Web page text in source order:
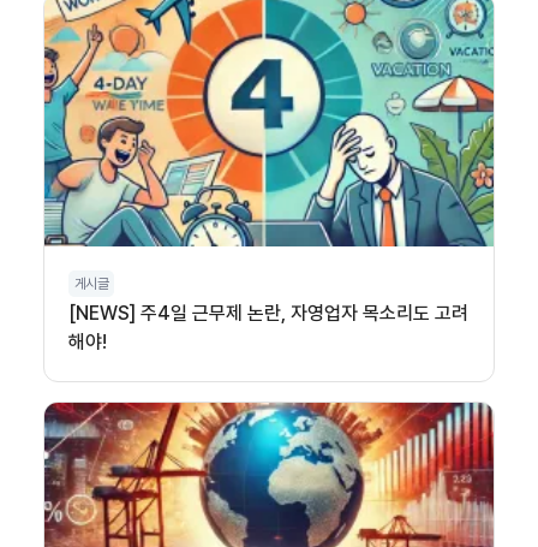
게시글
[NEWS] 주4일 근무제 논란, 자영업자 목소리도 고려
해야!